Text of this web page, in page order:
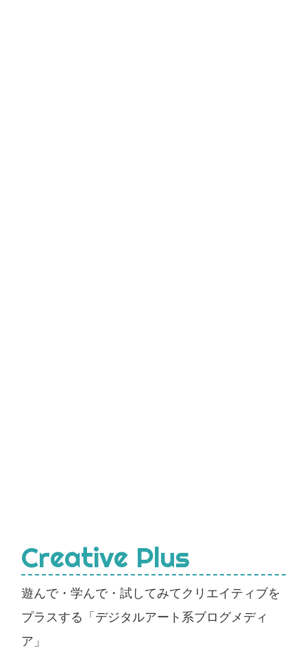
Creative Plus
遊んで・学んで・試してみてクリエイティブを
プラスする「デジタルアート系ブログメディ
ア」